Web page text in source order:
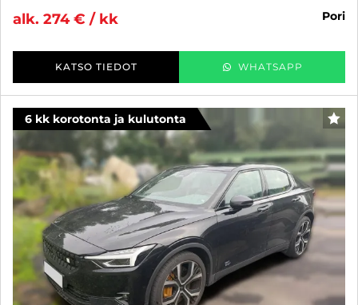
alk. 274 € / kk
pori
KATSO TIEDOT WHATSAPP
6 kk korotonta ja kulutonta